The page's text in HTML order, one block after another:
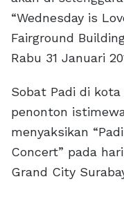
“Wednesday is
Fairground
Rabu 31 Januari
Sobat Padi di
penonton
menyaksikan
Concert” pada
Grand City